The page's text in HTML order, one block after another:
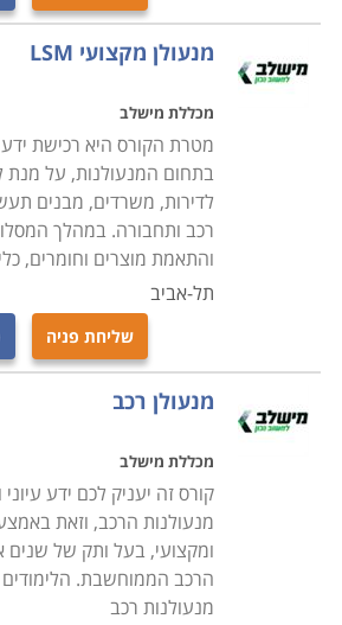
מנעולן מקצועי LSM
מכללת מישלב
מטרת הקורס היא רכישת ידע
בתחום המנעולנות, על מנת
לדירות, משרדים, מבנים
רכב ותחבורה. במהלך
והתאמת מוצרים וחומרים,
תל-אביב
שליחת פניה
מנעולן רכב
מכללת מישלב
קורס זה יעניק לכם ידע
מנעולנות הרכב, וזאת
ומקצועי, בעל ותק של שנים
הרכב הממוחשבת.
מנעולנות רכב